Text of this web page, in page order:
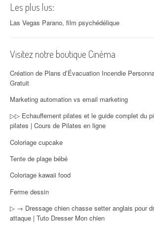
Les plus lus:
Las Vegas Parano, film psychédélique
Visitez notre boutique Cinéma
Création de Plans d’Évacuation Incendie
Gratuit
Marketing automation vs email marketing
▷▷ Echauffement pilates et le guide complet du
pilates | Cours de Pilates en ligne
Coloriage cupcake
Tente de plage bébé
Coloriage kawaii food
Ferme dessin
▷ → Dressage chien chasse setter anglais pour
attaque | Tuto Dresser Mon chien